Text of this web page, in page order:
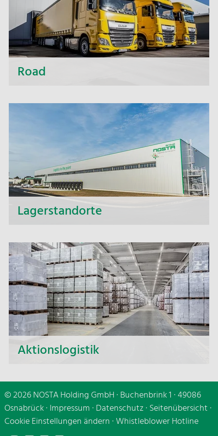
Road
Klein- oder Großraumtransport – mit allen
Verkehrsträgern, Ideen, Erfahrung und
leistungsfähiger Dispositionssoftware bieten wir
intelligente, wirtschaftliche und
ressourcenschonende Lösungen.
Lagerstandorte
schaffen wir Raum für vielfältige Möglichkeiten -
ob als dedizierter Single User Standort für einen
Kunden oder als Multi-User Standort für mehrere
Kunden.
Aktionslogistik
gewährleisten wir nicht nur termingerechte
Anlieferungen, sondern auch die
flächendeckende Versorgung der
Handelsunternehmen.
© 2026 NOSTA Holding GmbH · Buchenbrink 1 · 49086
Osnabrück · Impressum · Datenschutz· Seitenübersicht ·
Cookie Einstellungen ändern ·Whistleblower Hotline